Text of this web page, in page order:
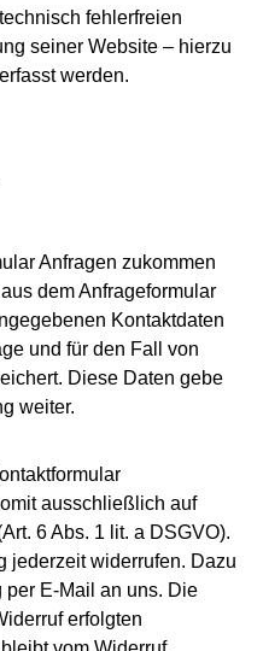
fehlerfreien
seiner Website – hierzu
werden.
Anfragen zukommen
dem Anfrageformular
Kontaktdaten
und für den Fall von
Diese Daten gebe
weiter.
ausschließlich auf
6 Abs. 1 lit. a DSGVO).
jederzeit widerrufen. Dazu
per E-Mail an uns. Die
erfolgten